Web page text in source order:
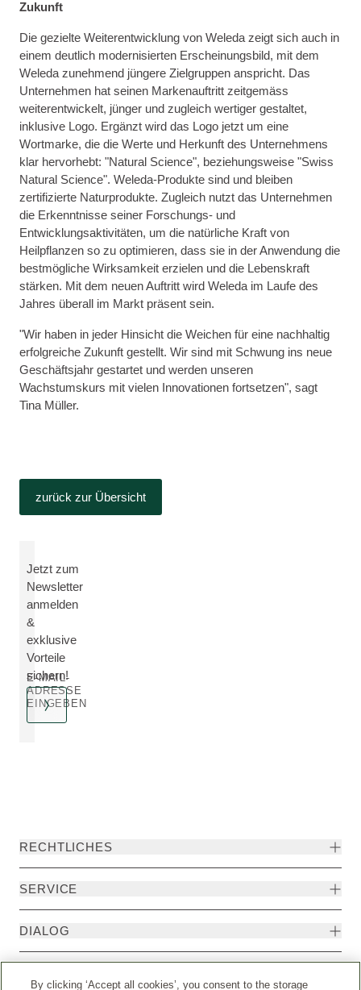
Zukunft
Die gezielte Weiterentwicklung von Weleda zeigt sich auch in
einem deutlich modernisierten Erscheinungsbild, mit dem
Weleda zunehmend jüngere Zielgruppen anspricht. Das
Unternehmen hat seinen Markenauftritt zeitgemäss
weiterentwickelt, jünger und zugleich wertiger gestaltet,
inklusive Logo. Ergänzt wird das Logo jetzt um eine
Wortmarke, die die Werte und Herkunft des Unternehmens
klar hervorhebt: "Natural Science", beziehungsweise "Swiss
Natural Science". Weleda-Produkte sind und bleiben
zertifizierte Naturprodukte. Zugleich nutzt das Unternehmen
die Erkenntnisse seiner Forschungs- und
Entwicklungsaktivitäten, um die natürliche Kraft von
Heilpflanzen so zu optimieren, dass sie in der Anwendung die
bestmögliche Wirksamkeit erzielen und die Lebenskraft
stärken. Mit dem neuen Auftritt wird Weleda im Laufe des
Jahres überall im Markt präsent sein.
"Wir haben in jeder Hinsicht die Weichen für eine nachhaltig
erfolgreiche Zukunft gestellt. Wir sind mit Schwung ins neue
Geschäftsjahr gestartet und werden unseren
Wachstumskurs mit vielen Innovationen fortsetzen", sagt
Tina Müller.
zurück zur Übersicht
Jetzt zum
Newsletter
anmelden
&
exklusive
Vorteile
sichern!
E-MAIL-
ADRESSE
EINGEBEN
RECHTLICHES
SERVICE
DIALOG
By clicking ‘Accept all cookies’, you consent to the storage